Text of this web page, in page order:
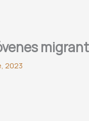
2023